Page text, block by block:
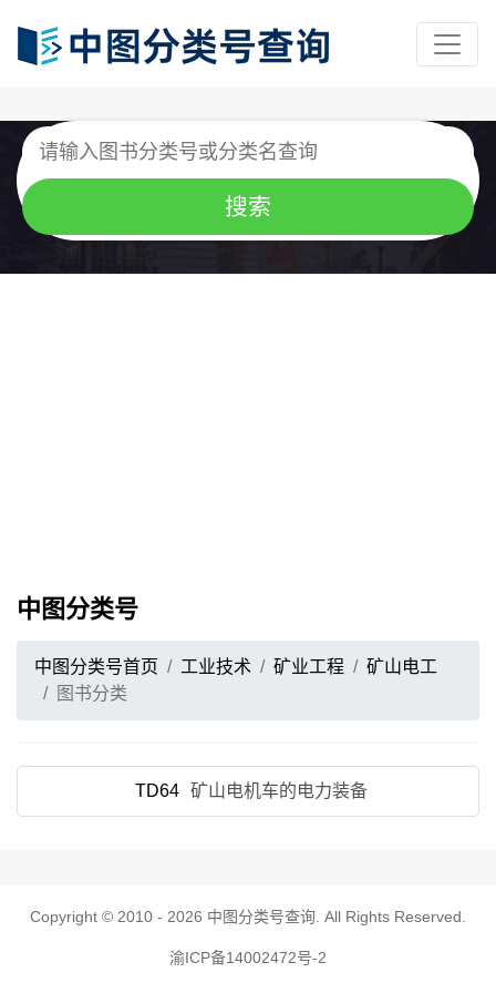
中图分类号
中图分类号首页 工业技术 矿业工程
矿山电工
图书分类
TD64 矿山电机车的电力装备
Copyright © 2010 - 2026 中图分类号查询 . All Rights Reserved.
渝ICP备14002472号-2